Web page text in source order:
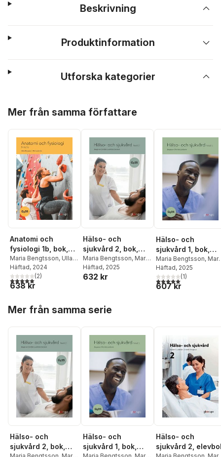
Beskrivning
Produktinformation
Utforska kategorier
Mer från samma författare
Anatomi och
fysiologi 1b, bok,
Gy25
Maria Bengtsson, Ulla
Lundström
Häftad, 2024
5,0utav 5 stjärnor. Totalt antal röster:
(2)
638 kr
Hälso- och
sjukvård 2, bok,
Gy25
Maria Bengtsson, Maria
Christidis,Ulla
Lundström
Häftad, 2025
632 kr
Hälso- och
sjukvård 1, bok,
Gy25
Maria Bengtsson,
Christidis,Ulla
Lundström
Häftad, 2025
5,0utav 5 stjärnor.
(1)
607 kr
Mer från samma serie
Hälso- och
sjukvård 2, bok,
Hälso- och
sjukvård 1, bok,
Hälso- och
sjukvård 2,